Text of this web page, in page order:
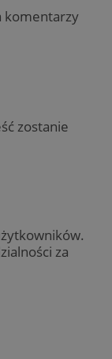
komentarzy
zostanie
za